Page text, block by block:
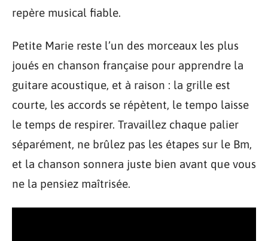
repère musical fiable.
Petite Marie reste l’un des morceaux les plus
joués en chanson française pour apprendre la
guitare acoustique, et à raison : la grille est
courte, les accords se répètent, le tempo laisse
le temps de respirer. Travaillez chaque palier
séparément, ne brûlez pas les étapes sur le Bm,
et la chanson sonnera juste bien avant que vous
ne la pensiez maîtrisée.